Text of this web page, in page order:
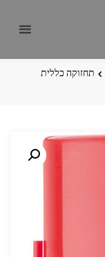
תחזוקה כללית